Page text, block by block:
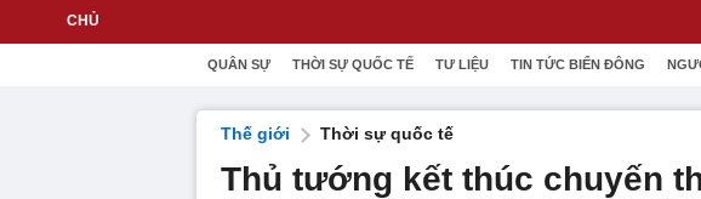
QUÂN SỰ THỜI SỰ QUỐC TẾ TƯ LIỆU TIN TỨC BIỂN ĐÔNG
Thế giới Thời sự quốc tế
Thủ tướng kết thúc chuyến